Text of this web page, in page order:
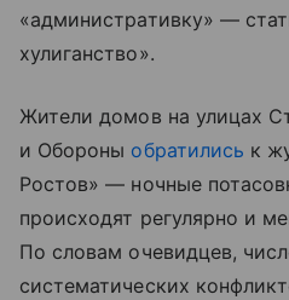
«административку» —
хулиганство».
Жители домов на улицах
и Обороны обратились к
Ростов» — ночные
происходят регулярно и
По словам очевидцев,
систематических